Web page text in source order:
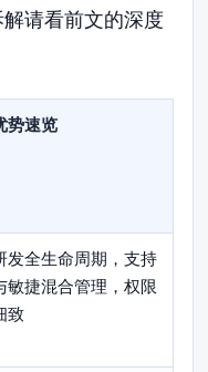
请看前文的深度
势速览
发全生命周期，支持
敏捷混合管理，权限
致